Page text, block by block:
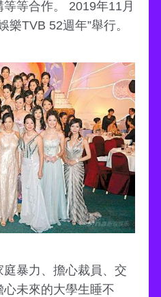
等合作。 2019年11月
樂TVB 52週年”舉行。
暴力、擔心裁員、交
未來的大學生睡不